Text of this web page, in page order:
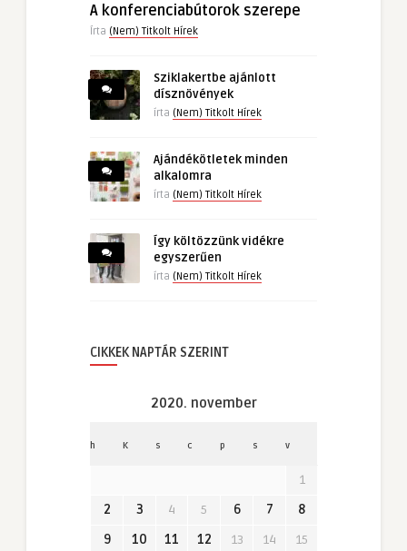
A konferenciabútorok szerepe
Írta (Nem) Titkolt Hírek
Sziklakertbe ajánlott
dísznövények
írta (Nem) Titkolt Hírek
Ajándékötletek minden
alkalomra
írta (Nem) Titkolt Hírek
Így költözzünk vidékre
egyszerűen
írta (Nem) Titkolt Hírek
CIKKEK NAPTÁR SZERINT
2020. november
h K s c p s v
1
2
3 4 5 6 7
8
9
10 11 12 13 14
15